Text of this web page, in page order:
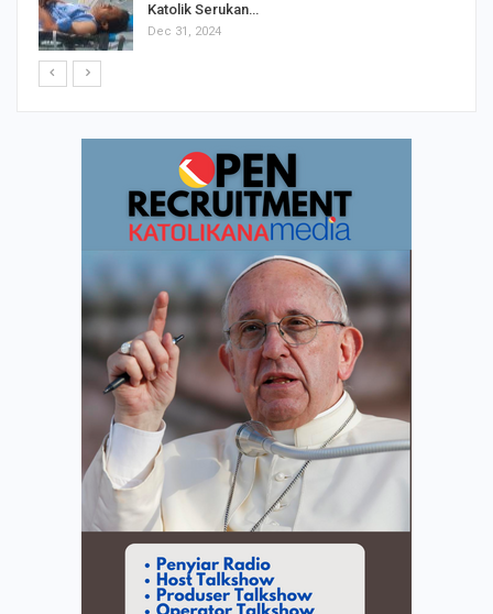
Katolik Serukan…
Dec 31, 2024